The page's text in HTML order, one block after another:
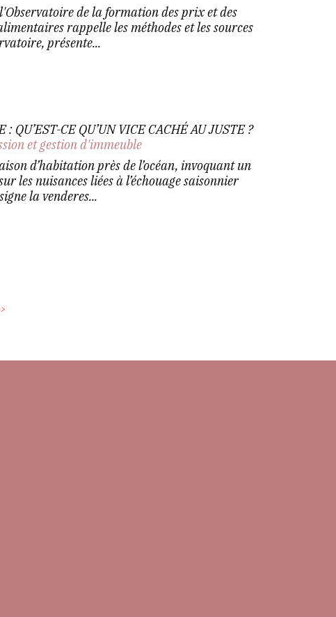
de la formation des prix et des
rappelle les méthodes et les sources
présente...
QU’EST-CE QU’UN VICE CACHÉ AU JUSTE ?
et gestion d'immeuble
d’habitation près de l’océan, invoquant un
les nuisances liées à l’échouage saisonnier
la venderes...